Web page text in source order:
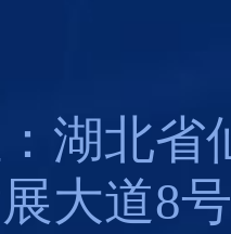
北省
大道8号